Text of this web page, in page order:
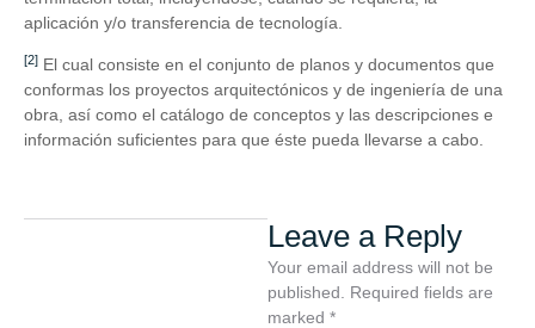
aplicación y/o transferencia de tecnología.
[2] El cual consiste en el conjunto de planos y documentos que
conformas los proyectos arquitectónicos y de ingeniería de una
obra, así como el catálogo de conceptos y las descripciones e
información suficientes para que éste pueda llevarse a cabo.
Leave a Reply
Your email address will not be
published.
Required fields are
marked *